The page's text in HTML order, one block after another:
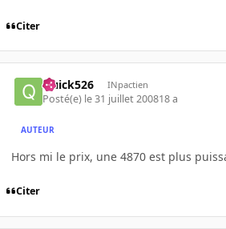
Citer
Quick526 INpactien
Posté(e) le 31 juillet 200818 a
AUTEUR
Hors mi le prix, une 4870 est plus
Citer